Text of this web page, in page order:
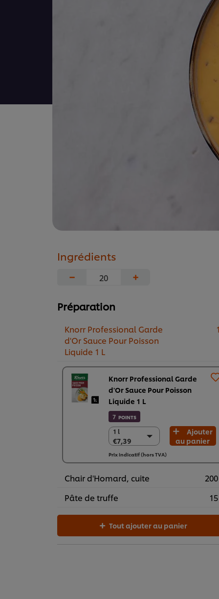
Ingrédients
−
+
Préparation
Knorr Professional Garde
d'Or Sauce Pour Poisson
Liquide 1 L
Knorr Professional Garde
d'Or Sauce Pour Poisson
Liquide 1 L
7 POINTS
1 l
€7,39
1 l
€7,39
6 x 1 l
€44,37
Ajouter
au panier
Prix indicatif (hors TVA)
Chair d'Homard, cuite
Pâte de truffe
Tout ajouter au panier